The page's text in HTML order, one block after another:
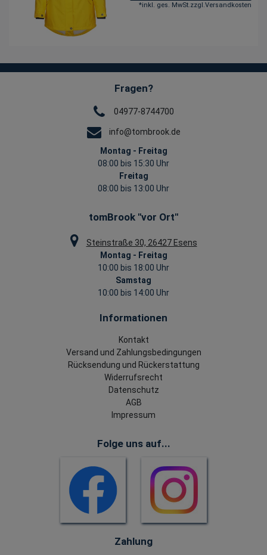
*inkl. ges. MwSt. zzgl. Versandkosten
Fragen?
04977-8744700
info@tombrook.de
Montag - Freitag
08:00 bis 15:30 Uhr
Freitag
08:00 bis 13:00 Uhr
tomBrook "vor Ort"
Steinstraße 30, 26427 Esens
Montag - Freitag
10:00 bis 18:00 Uhr
Samstag
10:00 bis 14:00 Uhr
Informationen
Kontakt
Versand und Zahlungsbedingungen
Rücksendung und Rückerstattung
Widerrufsrecht
Datenschutz
AGB
Impressum
Folge uns auf...
Zahlung